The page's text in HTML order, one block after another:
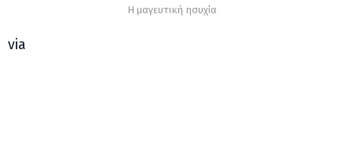
Η μαγευτική ησυχία
via